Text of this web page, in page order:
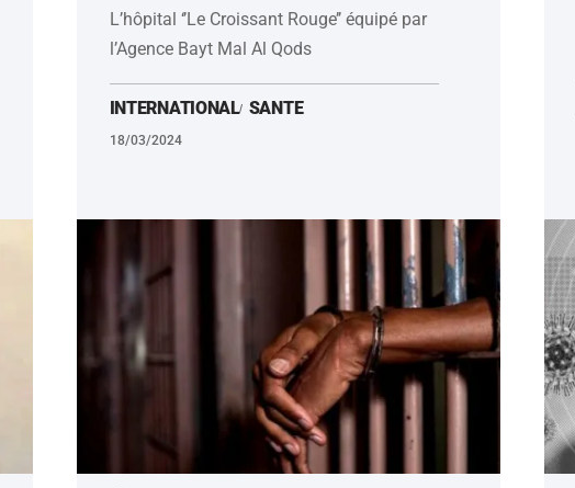
L’hôpital ‘’Le Croissant Rouge’’ équipé par
l’Agence Bayt Mal Al Qods
INTERNATIONAL SANTE
18/03/2024